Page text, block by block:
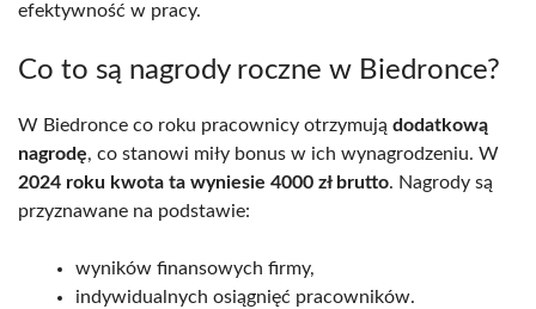
efektywność w pracy.
Co to są nagrody roczne w Biedronce?
W Biedronce co roku pracownicy otrzymują dodatkową
nagrodę, co stanowi miły bonus w ich wynagrodzeniu. W
2024 roku kwota ta wyniesie 4000 zł brutto. Nagrody są
przyznawane na podstawie:
wyników finansowych firmy,
indywidualnych osiągnięć pracowników.